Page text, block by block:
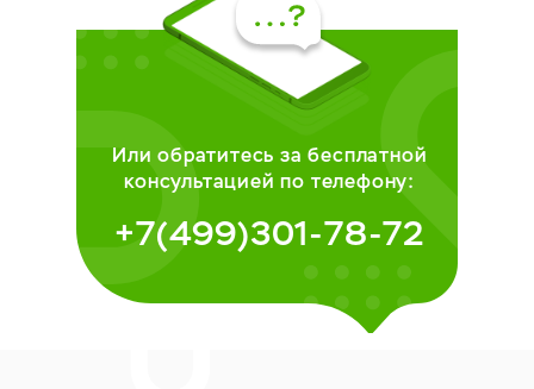
Или обратитесь за бесплатной
консультацией по телефону:
+7(499)301-78-72